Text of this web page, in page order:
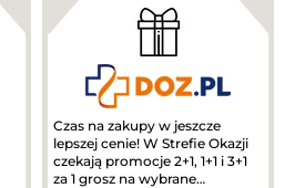
Czas na zakupy w jeszcze
lepszej cenie! W Strefie Okazji
czekają promocje 2+1, 1+1 i 3+1
za 1 grosz na wybrane